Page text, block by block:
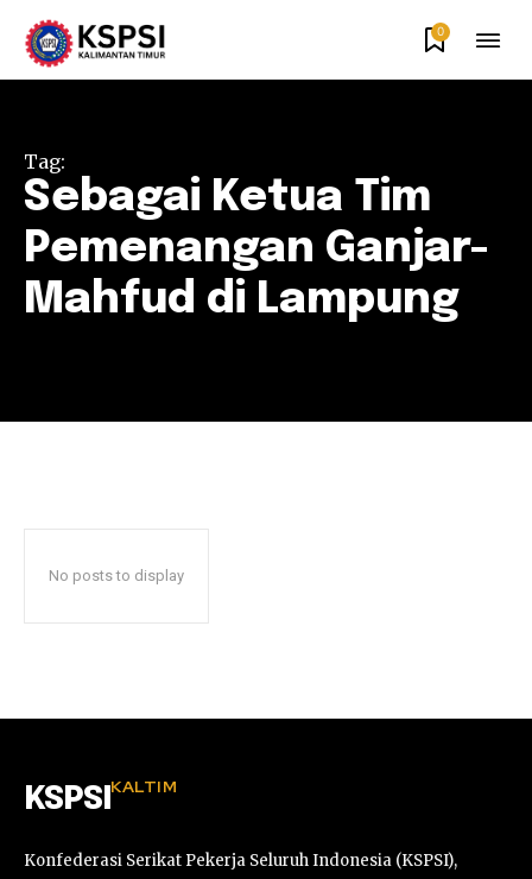
0
Tag:
Sebagai Ketua Tim
Pemenangan Ganjar-
Mahfud di Lampung
No posts to display
KSPSI KALTIM
Konfederasi Serikat Pekerja Seluruh Indonesia (KSPSI),